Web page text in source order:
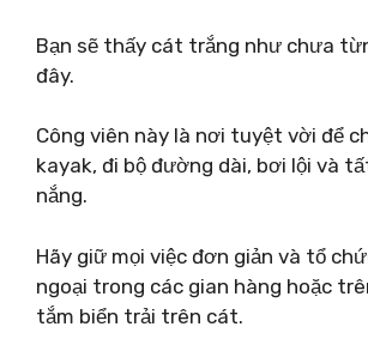
Bạn sẽ thấy cát trắng như chưa
đây.
Công viên này là nơi tuyệt vời để
kayak, đi bộ đường dài, bơi lội và
nắng.
Hãy giữ mọi việc đơn giản và tổ
ngoại trong các gian hàng hoặc
tắm biển trải trên cát.